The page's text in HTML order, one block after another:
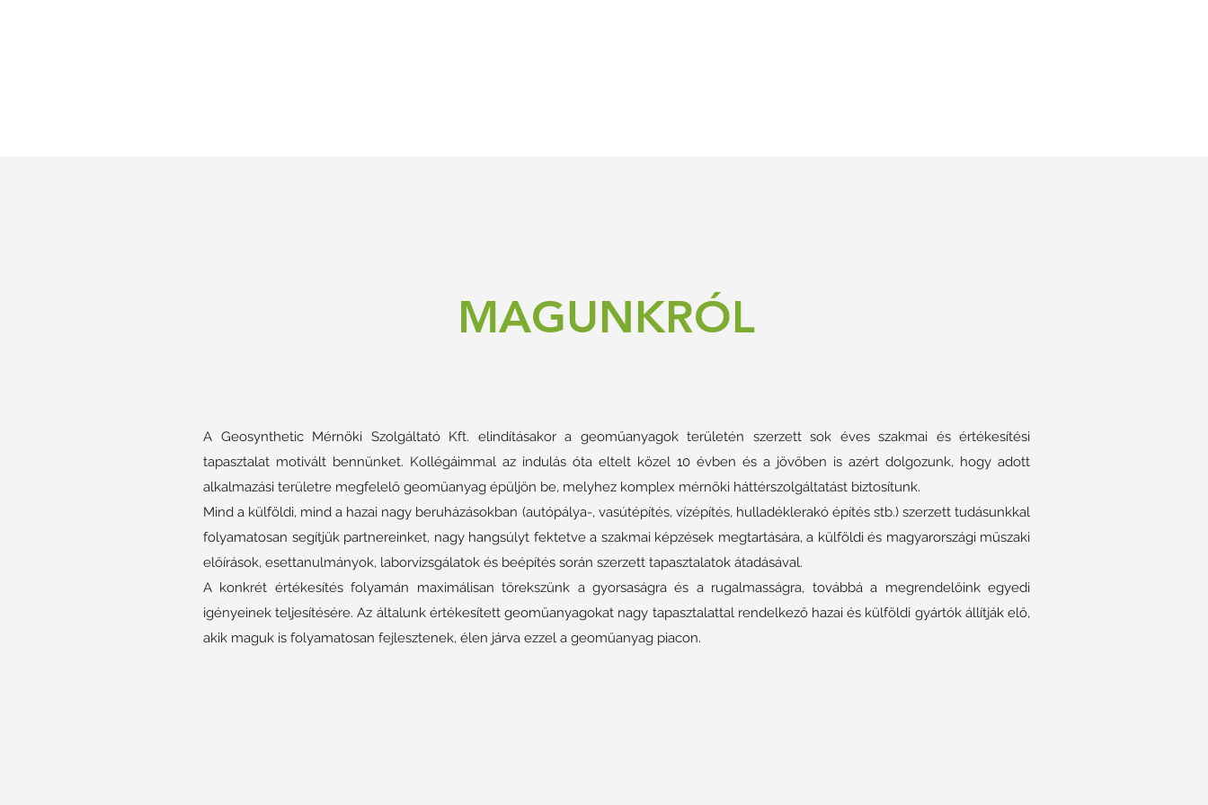
MAGUNKRÓL
A Geosynthetic Mérnöki Szolgáltató Kft. elindításakor a geoműanyagok területén szerzett sok éves szakmai és értékesítési
tapasztalat motivált bennünket. Kollégáimmal az indulás óta eltelt közel 10 évben és a jövőben is azért dolgozunk, hogy adott
alkalmazási területre megfelelő geoműanyag épüljön be, melyhez komplex mérnöki háttérszolgáltatást biztosítunk.
Mind a külföldi, mind a hazai nagy beruházásokban (autópálya-, vasútépítés, vízépítés, hulladéklerakó építés stb.) szerzett tudásunkkal
folyamatosan segítjük partnereinket, nagy hangsúlyt fektetve a szakmai képzések megtartására, a külföldi és magyarországi műszaki
előírások, esettanulmányok, laborvizsgálatok és beépítés során szerzett tapasztalatok átadásával.
A konkrét értékesítés folyamán maximálisan törekszünk a gyorsaságra és a rugalmasságra, továbbá a megrendelőink egyedi
igényeinek teljesítésére. Az általunk értékesített geoműanyagokat nagy tapasztalattal rendelkező hazai és külföldi gyártók állítják elő,
akik maguk is folyamatosan fejlesztenek, élen járva ezzel a geoműanyag piacon.